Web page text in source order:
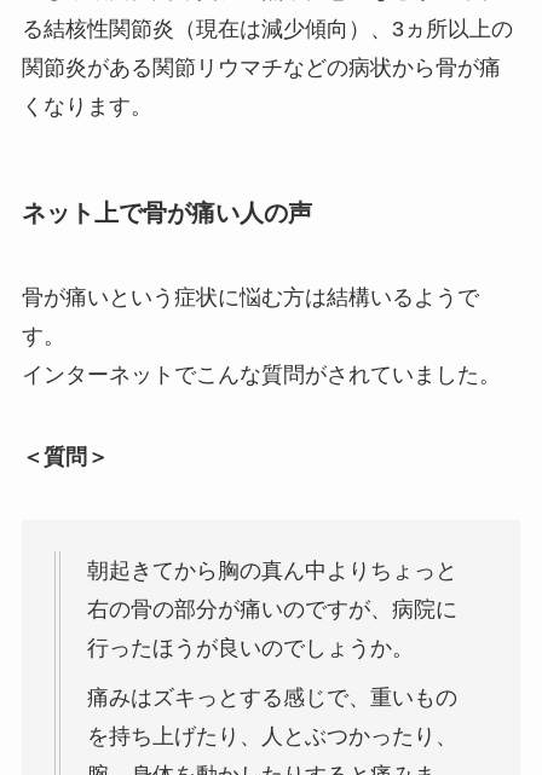
る結核性関節炎（現在は減少傾向）、3ヵ所以上の
関節炎がある関節リウマチなどの病状から骨が痛
くなります。
ネット上で骨が痛い人の声
骨が痛いという症状に悩む方は結構いるようで
す。
インターネットでこんな質問がされていました。
＜質問＞
朝起きてから胸の真ん中よりちょっと
右の骨の部分が痛いのですが、病院に
行ったほうが良いのでしょうか。
痛みはズキっとする感じで、重いもの
を持ち上げたり、人とぶつかったり、